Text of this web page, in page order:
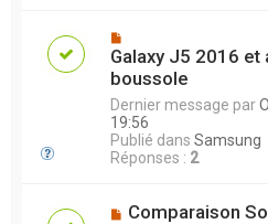
Galaxy J5 2016 et
boussole
Dernier message par
19:56
Publié dans Samsung
Réponses : 2
Comparaison